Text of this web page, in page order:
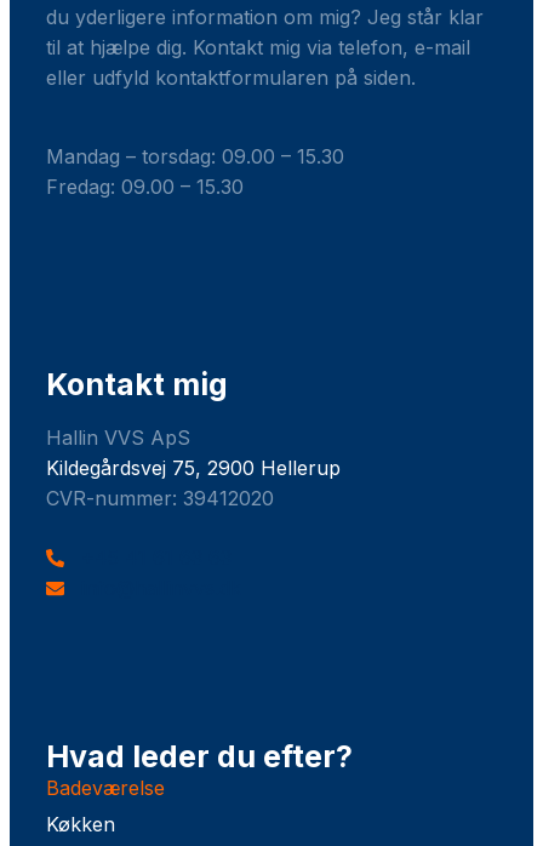
du yderligere information om mig? Jeg står klar
til at hjælpe dig. Kontakt mig via telefon, e-mail
eller udfyld kontaktformularen på siden.
Mandag – torsdag: ​09.00 – 15.30
Fredag: ​09.00 – 15.30
Kontakt mig
Hallin VVS ApS
Kildegårdsvej 75, 2900 Hellerup
CVR-nummer: 39412020
Hvad leder du efter?
Badeværelse
Køkken